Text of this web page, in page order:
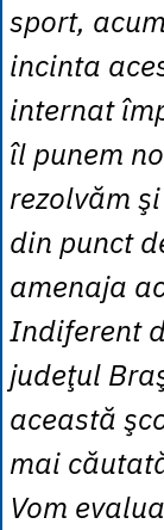
sport,
incinta
internat
îl punem
rezolvăm
din punct
amenaja
Indiferent
judeţul
această
mai
Vom